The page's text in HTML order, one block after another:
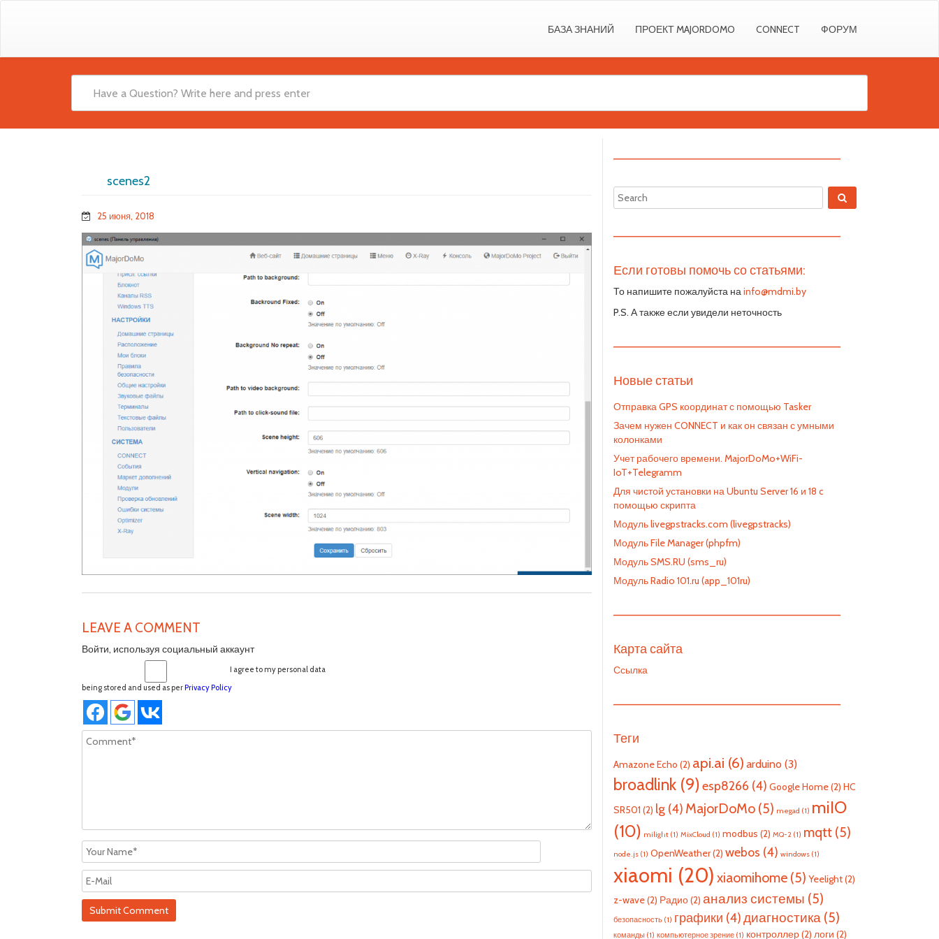
БАЗА ЗНАНИЙ ПРОЕКТ MAJORDOMO CONNECT ФОРУМ
scenes2
25 июня, 2018
LEAVE A COMMENT
Войти, используя социальный аккаунт
I agree to my personal data
being stored and used as perPrivacy Policy
—————————————————————————
—————————————————————————
Если готовы помочь со статьями:
То напишите пожалуйста наinfo@mdmi.by
P.S. А также если увидели неточность
—————————————————————————
Новые статьи
Отправка GPS координат с помощью Tasker
Зачем нужен CONNECT и как он связан с умными
колонками
Учет рабочего времени. MajorDoMo+WiFi-
IoT+Telegramm
Для чистой установки на Ubuntu Server 16 и 18 c
помощью скрипта
Модуль livegpstracks.com (livegpstracks)
Модуль File Manager (phpfm)
Модуль SMS.RU (sms_ru)
Модуль Radio 101.ru (app_101ru)
—————————————————————————
Карта сайта
Ссылка
—————————————————————————
Теги
Amazone Echo (2) api.ai (6) arduino (3)
broadlink (9)esp8266 (4) Google Home(2) HC
SR501 (2) lg (4) MajorDoMo (5) megad (1) miIO
(10) milight (1) MixCloud (1) modbus (2) MQ-2 (1) mqtt (5)
node.js (1) OpenWeather(2) webos (4) windows (1)
xiaomi (20) xiaomihome (5) Yeelight(2)
z-wave(2) Радио(2) анализ системы (5)
безопасность (1) графики (4)диагностика (5)
команды (1) компьютерное зрение (1) контроллер(2) логи (2)